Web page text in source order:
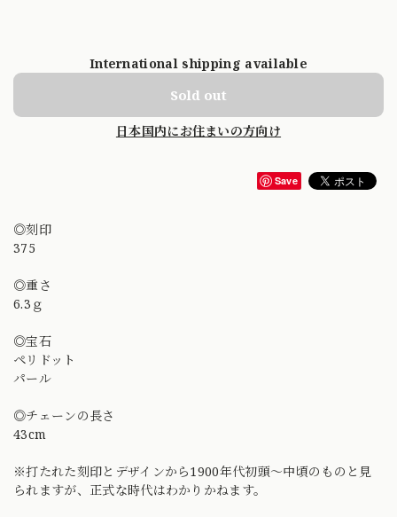
International shipping available
Sold out
日本国内にお住まいの方向け
Save
◎刻印
375
◎重さ
6.3ｇ
◎宝石
ペリドット
パール
◎チェーンの長さ
43cm
※打たれた刻印とデザインから1900年代初頭〜中頃のものと見
られますが、正式な時代はわかりかねます。